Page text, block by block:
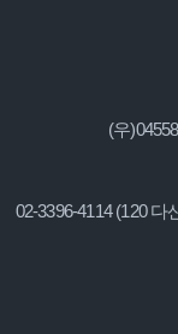
(우
02-3396-4114 (120